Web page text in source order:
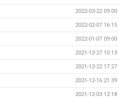
2022-03-22 09:00
2022-02-07 16:15
2022-01-07 09:00
2021-12-27 10:13
2021-12-22 17:27
2021-12-16 21:39
2021-12-03 12:18